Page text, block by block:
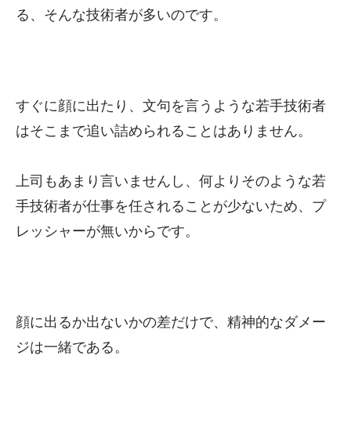
る、そんな技術者が多いのです。
すぐに顔に出たり、文句を言うような若手技術者
はそこまで追い詰められることはありません。
上司もあまり言いませんし、何よりそのような若
手技術者が仕事を任されることが少ないため、プ
レッシャーが無いからです。
顔に出るか出ないかの差だけで、精神的なダメー
ジは一緒である。